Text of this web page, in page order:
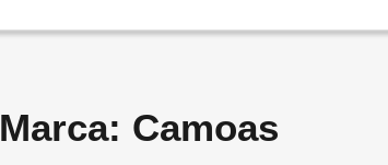
Marca: Camoas